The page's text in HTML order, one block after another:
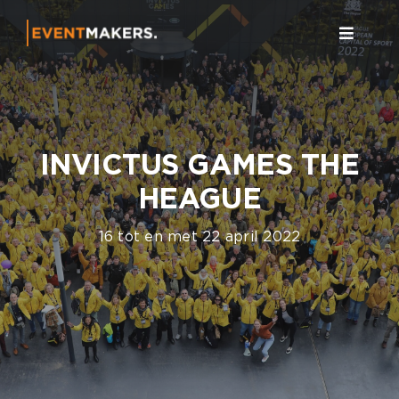
naar
inhoud
Toggle
Home
Over
INVICTUS GAMES THE
HEAGUE
16 tot en met 22 april 2022